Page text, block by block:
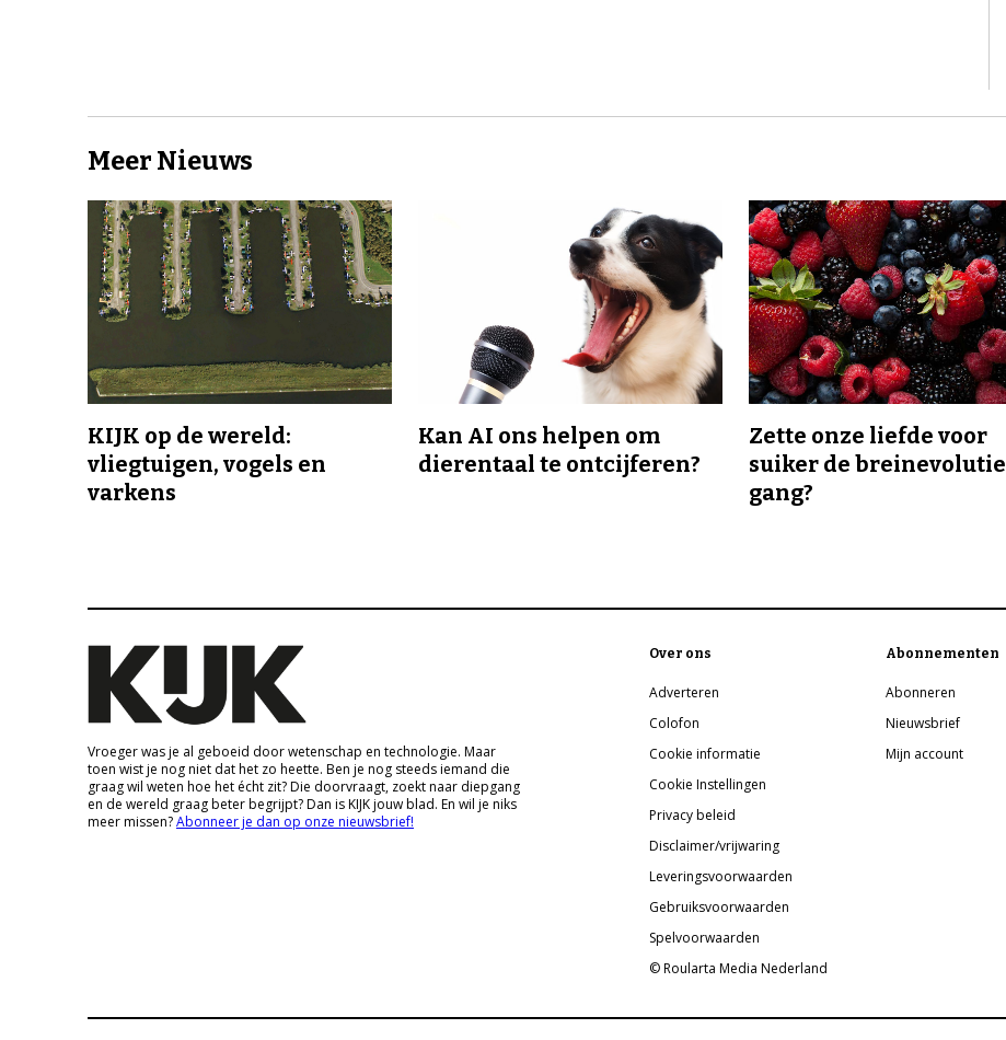
Meer Nieuws
KIJK op de wereld:
vliegtuigen, vogels en
varkens
Kan AI ons helpen om
dierentaal te ontcijferen?
Zette onze liefde voor
suiker de
gang?
Vroeger was je al geboeid door wetenschap en technologie. Maar
toen wist je nog niet dat het zo heette. Ben je nog steeds iemand die
graag wil weten hoe het écht zit? Die doorvraagt, zoekt naar diepgang
en de wereld graag beter begrijpt? Dan is KIJK jouw blad. En wil je niks
meer missen?Abonneer je dan op onze nieuwsbrief!
Over ons
Adverteren
Colofon
Cookie informatie
Cookie Instellingen
Privacy beleid
Disclaimer/vrijwaring
Leveringsvoorwaarden
Gebruiksvoorwaarden
Spelvoorwaarden
© Roularta Media Nederland
Abonnementen
Abonneren
Nieuwsbrief
Mijn account